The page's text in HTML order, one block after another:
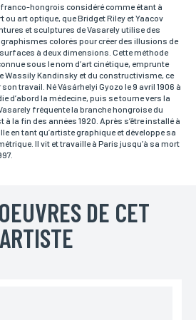
nom et prénom.
réponse personnalisée,
nom et prénom.
à vous répondre.
contacte par téléphone,
hongrois considéré comme étant à
ou art optique, que Bridget Riley et Yaacov
et sculptures de Vasarely utilise des
colorés pour créer des illusions de
à deux dimensions. Cette méthode
sous le nom d’art cinétique, emprunte
Wassily Kandinsky et du constructivisme, ce
travail. Né Vásárhelyi Gyozo le 9 avril 1906 à
d’abord la médecine, puis se tourne vers la
fréquente la branche hongroise du
la fin des années 1920. Après s’être installé à
en tant qu’artiste graphique et développe sa
Il vit et travaille à Paris jusqu’à sa mort
DE CET
ARTISTE